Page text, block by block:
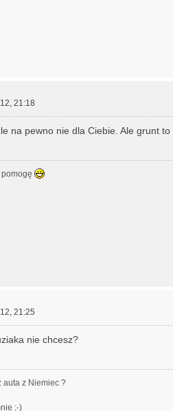
21:18
na pewno nie dla Ciebie. Ale grunt
21:25
nie chcesz?
auta z Niemiec ?
;-)